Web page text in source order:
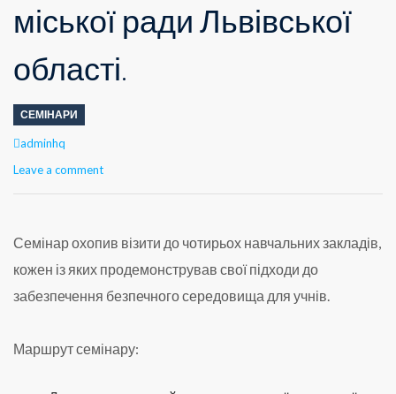
міської ради Львівської
області.
СЕМІНАРИ
Author
adminhq
Leave a comment
Семінар охопив візити до чотирьох навчальних закладів,
кожен із яких продемонстрував свої підходи до
забезпечення безпечного середовища для учнів.
Маршрут семінару: